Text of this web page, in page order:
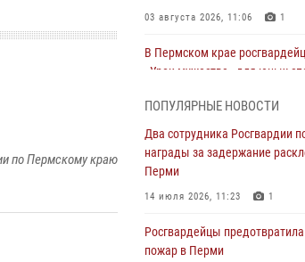
по Пермскому краю
03 августа 2026, 11:06 1
В Пермском крае
«Урок мужества» для юных
Росгвардеец спас тонущую
Пермском крае
30 июля 2026, 05:19
торжественном
28 июля 2026, 10:44
ПОПУЛЯРНЫЕ НОВОСТИ
Два сотрудника Росгвардии
награды за задержание
Перми
14 июля 2026, 11:23 1
Росгвардейцы
пожар в Перми